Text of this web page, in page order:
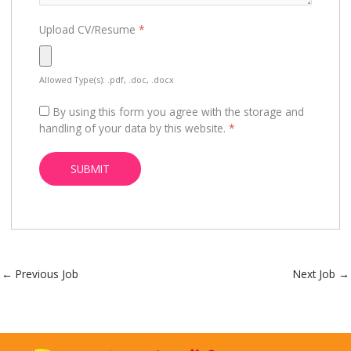
Upload CV/Resume *
Allowed Type(s): .pdf, .doc, .docx
By using this form you agree with the storage and
handling of your data by this website. *
← Previous Job Next Job →